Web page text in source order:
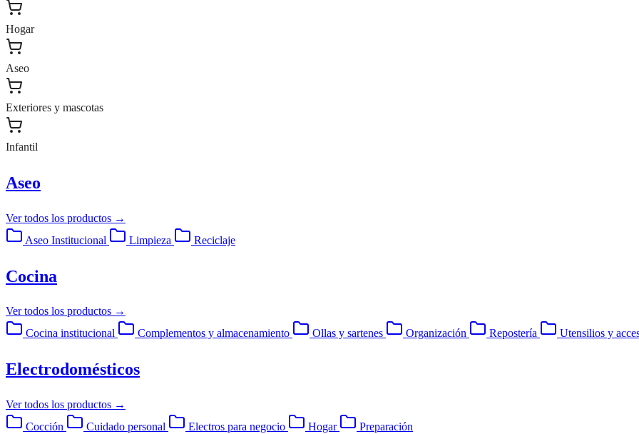
Hogar
Aseo
Exteriores y mascotas
Infantil
Aseo
Ver todos los productos →
Aseo Institucional
Limpieza Reciclaje
Cocina
Ver todos los productos →
Cocina institucional
Complementos y almacenamiento Ollas y sartenes Organización Repostería Utensilios y
Electrodomésticos
Ver todos los productos →
Cocción
Cuidado personal Electros para negocio Hogar Preparación